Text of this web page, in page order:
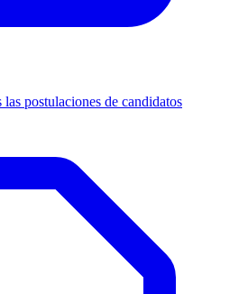
postulaciones de candidatos